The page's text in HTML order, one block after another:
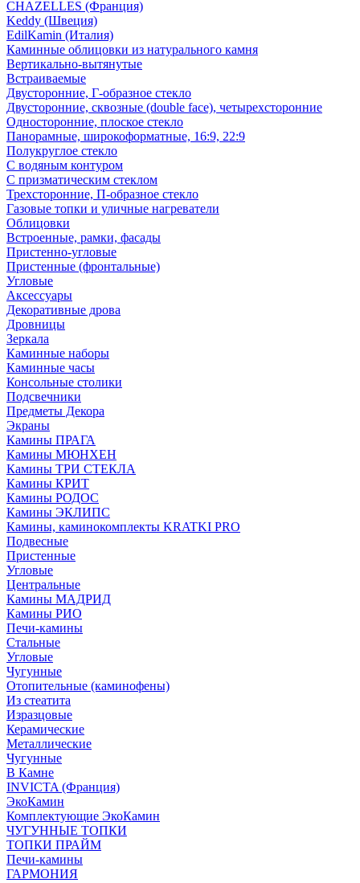
CHAZELLES (Франция)
Keddy (Швеция)
EdilKamin (Италия)
Каминные облицовки из натурального камня
Вертикально-вытянутые
Встраиваемые
Двусторонние, Г-образное стекло
Двусторонние, сквозные (double face), четырехсторонние
Односторонние, плоское стекло
Панорамные, широкоформатные, 16:9, 22:9
Полукруглое стекло
С водяным контуром
С призматическим стеклом
Трехсторонние, П-образное стекло
Газовые топки и уличные нагреватели
Облицовки
Встроенные, рамки, фасады
Пристенно-угловые
Пристенные (фронтальные)
Угловые
Аксессуары
Декоративные дрова
Дровницы
Зеркала
Каминные наборы
Каминные часы
Консольные столики
Подсвечники
Предметы Декора
Экраны
Камины ПРАГА
Камины МЮНХЕН
Камины ТРИ СТЕКЛА
Камины КРИТ
Камины РОДОС
Камины ЭКЛИПС
Камины, каминокомплекты KRATKI PRO
Подвесные
Пристенные
Угловые
Центральные
Камины МАДРИД
Камины РИО
Печи-камины
Стальные
Угловые
Чугунные
Отопительные (каминофены)
Из стеатита
Изразцовые
Керамические
Металлические
Чугунные
В Камне
INVICTA (Франция)
ЭкоКамин
Комплектующие ЭкоКамин
ЧУГУННЫЕ ТОПКИ
ТОПКИ ПРАЙМ
Печи-камины
ГАРМОНИЯ